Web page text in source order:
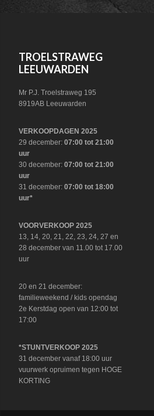
TROELSTRAWEG
LEEUWARDEN
Mr P.J. Troelstraweg 195
8919AB Leeuwarden
VERKOOPDAGEN 2025
29 december:07:00 tot 21:00
uur
30 december:07:00 tot 21:00
uur
31 december:07:00 tot 18:00
uur*
VOORVERKOOP 2025
13, 14, 20, 21, 22, 23, 24, 27 en
28 december van 11.00 tot 17.00
uur
20 en 21 december:
familieweekend / kids opendag
2e Kerstdag open van 12:00 tot
17:00
*STUNTVERKOOP 2025
31 december vanaf 18:00 uur
vuurwerk opruimen tegen HOGE
KORTING